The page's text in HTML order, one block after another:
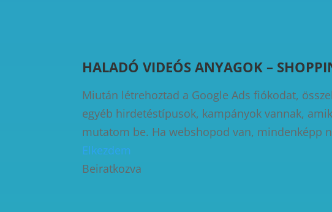
HALADÓ VIDEÓS ANYAGOK –
Miután létrehoztad a Google Ads fiókodat,
egyéb hirdetéstípusok, kampányok vannak,
mutatom be. Ha webshopod van, mindenképp
Elkezdem
Beiratkozva